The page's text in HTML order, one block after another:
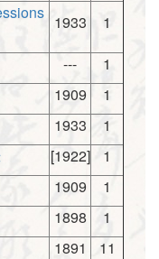
1933
1
---
1
1909
1
1933
1
[1922]
1
1909
1
1898
1
1891
11